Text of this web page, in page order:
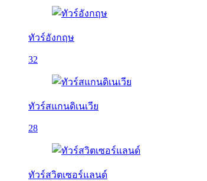
ทัวร์อังกฤษ
32
ทัวร์สแกนดิเนเวีย
28
ทัวร์สวิตเซอร์แลนด์